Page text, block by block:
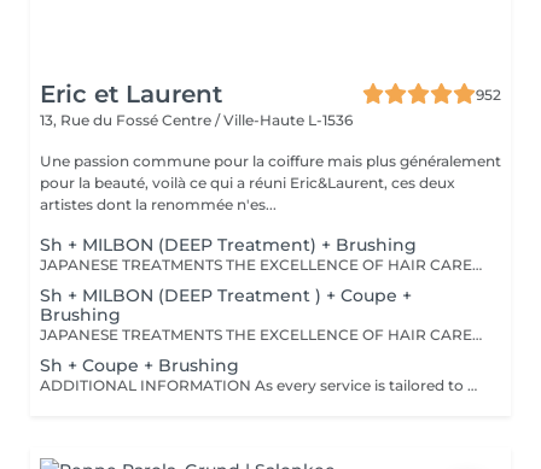
Eric et Laurent
952
13, Rue du Fossé Centre / Ville-Haute L-1536
Une passion commune pour la coiffure mais plus généralement
pour la beauté, voilà ce qui a réuni Eric&Laurent, ces deux
artistes dont la renommée n'es...
Sh + MILBON (DEEP Treatment) + Brushing
JAPANESE TREATMENTS THE EXCELLENCE OF HAIR CARE Discover a world of premium Japanese hair treatments, renowned for their advanced technology and exceptional results. Our tailor-made treatments are designed to meet the specific needs of every hair type, whether your hair requires hydration, repair, frizz control, scalp care, or nutrition. Each treatment works deep within the hair fiber to reveal hair that is visibly healthier, shinier, and silkier. Thanks to advanced Japanese technology, the active ingredients continue working within the hair fiber for up to five weeks, helping to maintain strength, softness, shine, and overall hair health long after your salon visit. OUR TREATMENT RANGES -SMOOTH Collagen Treatment For tangled, dull, or difficult-to-manage hair. Benefits: • Instantly detangles hair • Smooths the hair fiber • Enhances softness and shine • Leaves hair feeling light and silky -REPAIR CMADK & Keratin Treatment For weakened, brittle, or severely damaged hair. Benefits: • Intensely repairs damaged hair • Strengthens the hair's internal structure • Rebuilds the hair fiber from within • Restores strength and elasticity -ANTI-FRIZZ Ceramides & 18-MEA Treatment For unruly hair or hair affected by humidity. Benefits: • Controls frizz • Reduces excessive volume • Protects against humidity • Makes styling easier • Enhances softness and shine - SCALP Hyaluronic Acid & Purifying Treatment Designed to rebalance and purify the scalp. Ideal for: • Itchy scalp • Dandruff • Dry scalp • Excess oil production Benefits: • Soothes the scalp • Gently purifies • Restores the scalp's natural protective barrier • Promotes a healthy environment for hair growth IMPORTANT INFORMATION Please note that prices may vary depending on: • Hair length • Hair density • The amount of product required • The complexity of the service An additional charge may apply from €15. For any specific requests or questions, please do not hesitate to contact us.
Sh + MILBON (DEEP Treatment ) + Coupe +
Brushing
JAPANESE TREATMENTS THE EXCELLENCE OF HAIR CARE Discover a world of premium Japanese hair treatments, renowned for their advanced technology and exceptional results. Our tailor-made treatments are designed to meet the specific needs of every hair type, whether your hair requires hydration, repair, frizz control, scalp care, or nutrition. Each treatment works deep within the hair fiber to reveal hair that is visibly healthier, shinier, and silkier. Thanks to advanced Japanese technology, the active ingredients continue working within the hair fiber for up to five weeks, helping to maintain strength, softness, shine, and overall hair health long after your salon visit. OUR TREATMENT RANGES -SMOOTH Collagen Treatment For tangled, dull, or difficult-to-manage hair. BENEFITS: • Instantly detangles hair • Smooths the hair fiber • Enhances softness and shine • Leaves hair feeling light and silky -REPAIR CMADK & Keratin Treatment For weakened, brittle, or severely damaged hair. BENEFITS: • Intensely repairs damaged hair • Strengthens the hair's internal structure • Rebuilds the hair fiber from within • Restores strength and elasticity -ANTI-FRIZZ Ceramides & 18-MEA Treatment For unruly hair or hair affected by humidity. BENEFITS: • Controls frizz • Reduces excessive volume • Protects against humidity • Makes styling easier • Enhances softness and shine - SCALP Hyaluronic Acid & Purifying Treatment Designed to rebalance and purify the scalp. IDEAL FOR: • Itchy scalp • Dandruff • Dry scalp • Excess oil production BENEFITS: • Soothes the scalp • Gently purifies • Restores the scalp's natural protective barrier • Promotes a healthy environment for hair growth IMPORTANT INFORMATION Please note that prices may vary depending on: • Hair length • Hair density • The amount of product required • The complexity of the service An additional charge may apply from €15. For any specific requests or questions, please do not hesitate to contact us.
Sh + Coupe + Brushing
ADDITIONAL INFORMATION As every service is tailored to your individual needs, prices may be adjusted according to your hair length, density, the amount of product required, and the level of technical expertise needed to achieve your desired result. For any specific requests or personalised guidance, our team will be delighted to assist you.